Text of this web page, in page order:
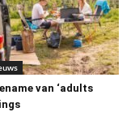
van ‘adults